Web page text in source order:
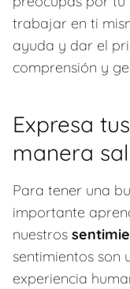
trabajar en ti
ayuda y dar el
comprensión y
Expresa
manera
Para tener una
importante
nuestros
sentimientos son
experiencia